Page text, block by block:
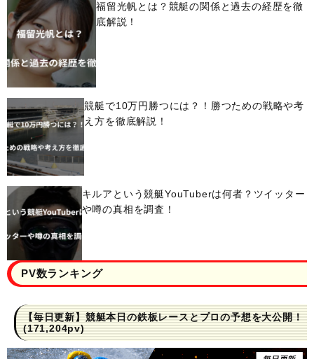
福留光帆とは？競艇の関係と過去の経歴を徹
底解説！
競艇で10万円勝つには？！勝つための戦略や考
え方を徹底解説！
キルアという競艇YouTuberは何者？ツイッター
や噂の真相を調査！
PV数ランキング
【毎日更新】競艇本日の鉄板レースとプロの予想を大公開！
(171,204pv)